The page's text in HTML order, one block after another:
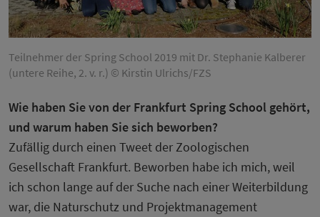
Teilnehmer der Spring School 2019 mit Dr. Stephanie Kalberer
(untere Reihe, 2. v. r.) © Kirstin Ulrichs/FZS
Wie haben Sie von der Frankfurt Spring School gehört,
und warum haben Sie sich beworben?
Zufällig durch einen Tweet der Zoologischen
Gesellschaft Frankfurt. Beworben habe ich mich, weil
ich schon lange auf der Suche nach einer Weiterbildung
war, die Naturschutz und Projektmanagement